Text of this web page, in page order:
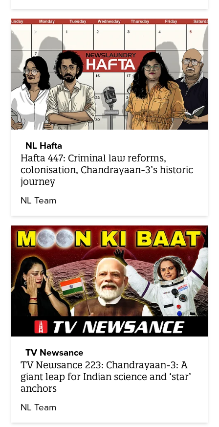
NL Hafta
Hafta 447: Criminal law reforms,
colonisation, Chandrayaan-3’s historic
journey
NL Team
TV Newsance
TV Newsance 223: Chandrayaan-3: A
giant leap for Indian science and ‘star’
anchors
NL Team